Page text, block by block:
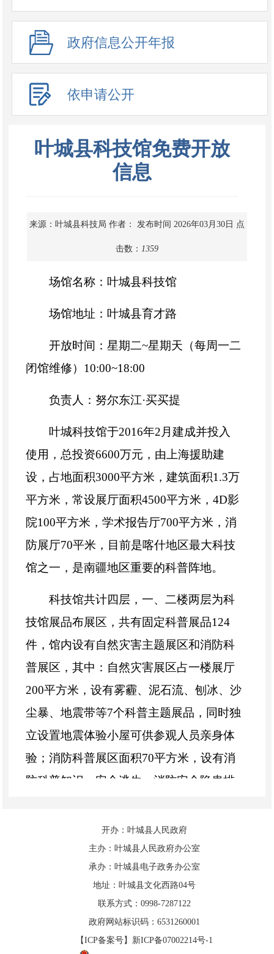
政府信息公开年报
依申请公开
叶城县科技馆免费开放
信息
来源：叶城县科技局 作者： 发布时间 2026年03月30日 点
击数： 1359
场馆名称：叶城县科技馆
场馆地址：叶城县育才路
开放时间：星期二~星期天（每周一二
闭馆维修）10:00~18:00
负责人：努尔东江·买买提
叶城科技馆于2016年2月建成并投入
使用，总投资6600万元，由上海援助建
设，占地面积3000平方米，建筑面积1.3万
平方米，常设展厅面积4500平方米，4D影
院100平方米，学术报告厅700平方米，消
防展厅70平米，目前是喀什地区最大科技
馆之一，是南疆地区重要的科普阵地。
科技馆共计四层，一、二楼两层为科
技馆展品布展区，共有固定科普展品124
件 ，馆内设有自然灾害主题展区和消防科
普展区，其中：自然灾害展区占一楼展厅
200平方米，设有雾霾、泥石流、刨冰、沙
尘暴、地震带等7个科普主题展品，同时独
立设置地震体验小屋可供参观人员亲身体
验；消防科普展区面积70平方米，设有消
防科普知识、安全逃生、消防安全隐患排
个，通过与参与者互动的方式开展消防科
普宣传，提升科普服务效果。
开办：叶城县人民政府
主办：叶城县人民政府办公室
承办：叶城县电子政务办公室
地址：叶城县文化西路04号
联系方式：0998-7287122
政府网站标识码：6531260001
【ICP备案号】新ICP备07002214号-1